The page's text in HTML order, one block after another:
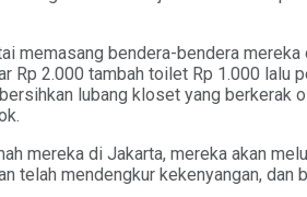
memasang bendera-bendera
Rp 2.000 tambah toilet Rp 1.000
lubang kloset yang berkerak
mereka di Jakarta, mereka akan
telah mendengkur kekenyangan,